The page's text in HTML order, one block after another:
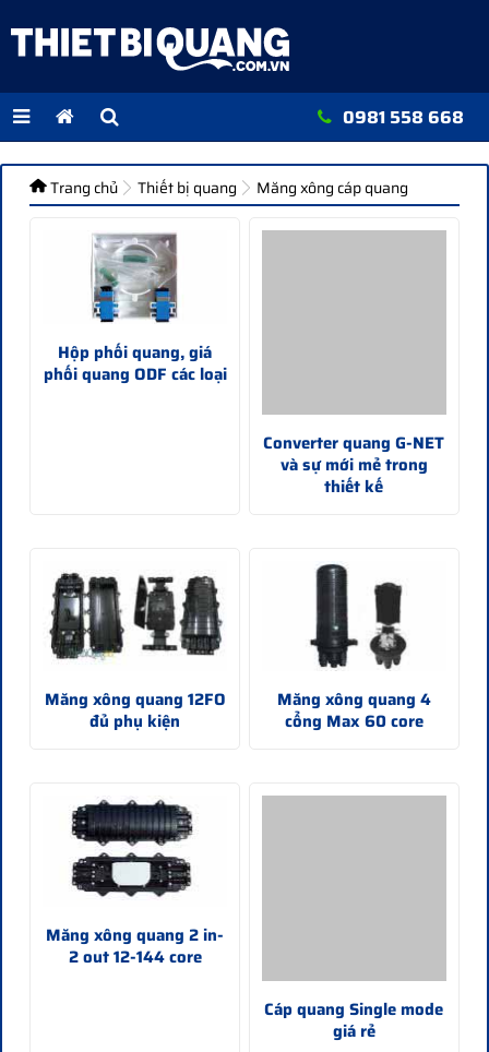
0981 558 668
Trang chủ Thiết bị quang Măng xông cáp quang
Hộp phối quang, giá
phối quang ODF các loại
Converter quang G-NET
và sự mới mẻ trong
thiết kế
Măng xông quang 12FO
đủ phụ kiện
Măng xông quang 4
cổng Max 60 core
Măng xông quang 2 in-
2 out 12-144 core
Cáp quang Single mode
giá rẻ